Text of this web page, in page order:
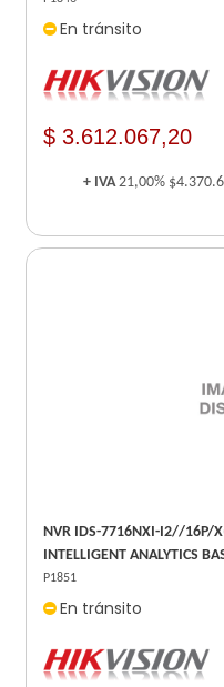
En tránsito
$ 3.612.067,20
+ IVA21,00%
NVR IDS-7716NXI-I2//16P/
INTELLIGENT ANALYTICS
P1851
En tránsito